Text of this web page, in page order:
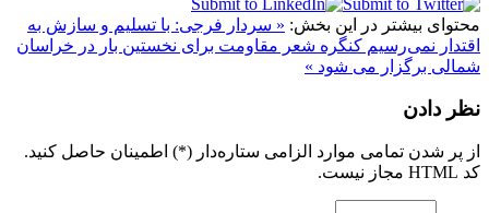
محتوای بیشتر در این بخش: « سردار فرجی: با تسلیم و سازش به
اقتدار نمی‌رسیم کنگره شعر مقاومت برای نخستین بار در خراسان
شمالی برگزار می شود »
نظر دادن
از پر شدن تمامی موارد الزامی ستاره‌دار (*) اطمینان حاصل کنید.
کد HTML مجاز نیست.